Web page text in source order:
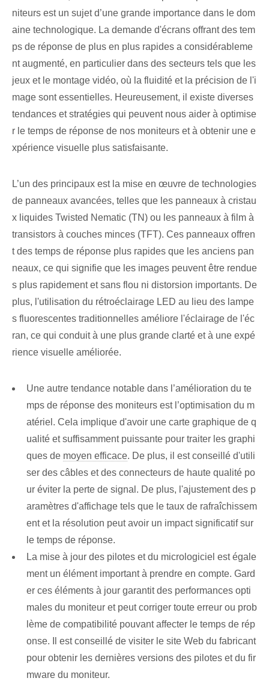
niteurs est un sujet d’une grande importance dans le dom
aine technologique. La demande d'écrans offrant des tem
ps de réponse de plus en plus rapides a considérableme
nt augmenté, en particulier dans des secteurs tels que les
jeux et le montage vidéo, où la fluidité et la précision de l'i
mage sont essentielles. Heureusement, il existe diverses
tendances et stratégies qui peuvent nous aider à optimise
r le temps de réponse de nos moniteurs et à obtenir une e
xpérience visuelle plus satisfaisante.
L’un des principaux est la mise en œuvre de technologies
de panneaux avancées, telles que les panneaux à cristau
x liquides Twisted Nematic (TN) ou les panneaux à film à
transistors à couches minces (TFT). Ces panneaux offren
t des temps de réponse plus rapides que les anciens pan
neaux, ce qui signifie que les images peuvent être rendue
s plus rapidement et sans flou ni distorsion importants. De
plus, l'utilisation du rétroéclairage LED au lieu des lampe
s fluorescentes traditionnelles améliore l'éclairage de l'éc
ran, ce qui conduit à une plus grande clarté et à une expé
rience visuelle améliorée.
Une autre tendance notable dans l’amélioration du te
mps de réponse des moniteurs est l’optimisation du m
atériel. Cela implique d'avoir une carte graphique de q
ualité et suffisamment puissante pour traiter les graphi
ques de moyen efficace. De plus, il est conseillé d'utili
ser des câbles et des connecteurs de haute qualité po
ur éviter la perte de signal. De plus, l'ajustement des p
aramètres d'affichage tels que le taux de rafraîchissem
ent et la résolution peut avoir un impact significatif sur
le temps de réponse.
La mise à jour des pilotes et du micrologiciel est égale
ment un élément important à prendre en compte. Gard
er ces éléments à jour garantit des performances opti
males du moniteur et peut corriger toute erreur ou prob
lème de compatibilité pouvant affecter le temps de rép
onse. Il est conseillé de visiter le site Web du fabricant
pour obtenir les dernières versions des pilotes et du fir
mware du moniteur.